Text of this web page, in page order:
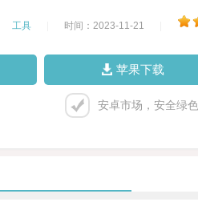
工具 时间：2023-11-21
苹果下载
安卓市场，安全绿色